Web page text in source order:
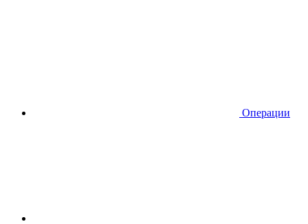
Операции